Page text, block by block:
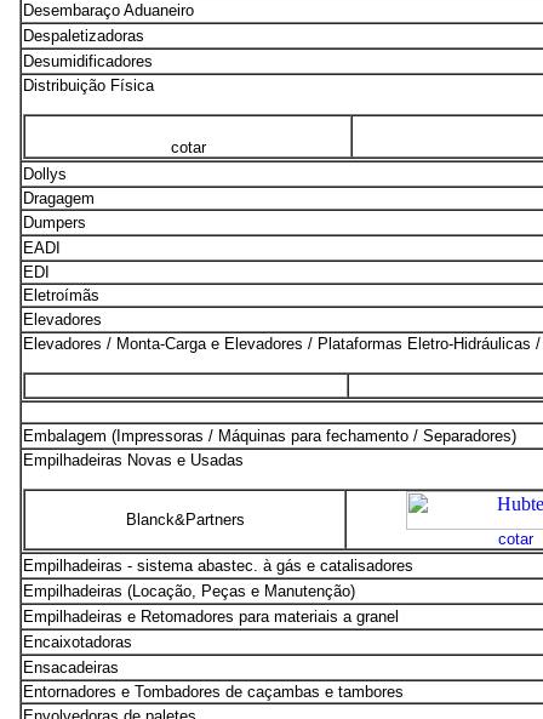
Desembaraço Aduaneiro
Despaletizadoras
Desumidificadores
Distribuição Física
cotar
Dollys
Dragagem
Dumpers
EADI
EDI
Eletroímãs
Elevadores
Elevadores / Monta-Cargae Elevadores / Plataformas Eletro-Hidráulicas
Embalagem (Impressoras / Máquinas para fechamento / Separadores)
Empilhadeiras Novas e Usadas
Blanck&Partners
cotar
Empilhadeiras - sistema abastec. à gás e catalisadores
Empilhadeiras (Locação, Peças e Manutenção)
Empilhadeiras e Retomadores para materiais a granel
Encaixotadoras
Ensacadeiras
Entornadores e Tombadores de caçambas e tambores